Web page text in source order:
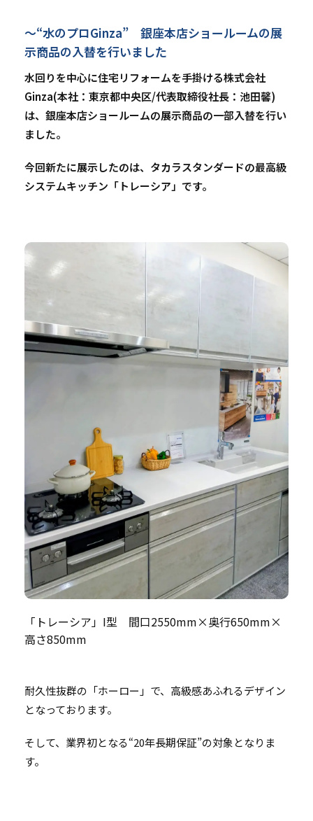
～“水のプロGinza” 銀座本店ショールームの展
示商品の入替を行いました
水回りを中心に住宅リフォームを手掛ける株式会社
Ginza(本社：東京都中央区/代表取締役社長：池田馨)
は、銀座本店ショールームの展示商品の一部入替を行い
ました。
今回新たに展示したのは、タカラスタンダードの最高級
システムキッチン「トレーシア」です。
「トレーシア」I型 間口2550mm×奥行650mm×
高さ850mm
耐久性抜群の「ホーロー」で、高級感あふれるデザイン
となっております。
そして、業界初となる“20年長期保証”の対象となりま
す。